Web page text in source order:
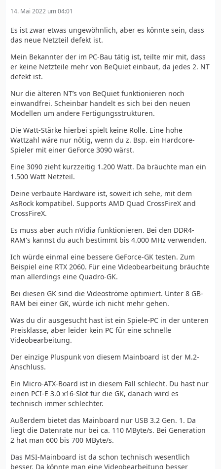
14. Mai 2022 um 04:01
Es ist zwar etwas ungewöhnlich, aber es könnte sein, dass
das neue Netzteil defekt ist.
Mein Bekannter der im PC-Bau tätig ist, teilte mir mit, dass
er keine Netzteile mehr von BeQuiet einbaut, da jedes 2. NT
defekt ist.
Nur die älteren NT’s von BeQuiet funktionieren noch
einwandfrei. Scheinbar handelt es sich bei den neuen
Modellen um andere Fertigungsstrukturen.
Die Watt-Stärke hierbei spielt keine Rolle. Eine hohe
Wattzahl wäre nur nötig, wenn du z. Bsp. ein Hardcore-
Spieler mit einer GeForce 3090 wärst.
Eine 3090 zieht kurzzeitig 1.200 Watt. Da bräuchte man ein
1.500 Watt Netzteil.
Deine verbaute Hardware ist, soweit ich sehe, mit dem
AsRock kompatibel. Supports AMD Quad CrossFireX and
CrossFireX.
Es muss aber auch nVidia funktionieren. Bei den DDR4-
RAM's kannst du auch bestimmt bis 4.000 MHz verwenden.
Ich würde einmal eine bessere GeForce-GK testen. Zum
Beispiel eine RTX 2060. Für eine Videobearbeitung bräuchte
man allerdings eine Quadro-GK.
Bei diesen GK sind die Videoströme optimiert. Unter 8 GB-
RAM bei einer GK, würde ich nicht mehr gehen.
Was du dir ausgesucht hast ist ein Spiele-PC in der unteren
Preisklasse, aber leider kein PC für eine schnelle
Videobearbeitung.
Der einzige Pluspunk von diesem Mainboard ist der M.2-
Anschluss.
Ein Micro-ATX-Board ist in diesem Fall schlecht. Du hast nur
einen PCI-E 3.0 x16-Slot für die GK, danach wird es
technisch immer schlechter.
Außerdem bietet das Mainboard nur USB 3.2 Gen. 1. Da
liegt die Datenrate nur bei ca. 110 MByte/s. Bei Generation
2 hat man 600 bis 700 MByte/s.
Das MSI-Mainboard ist da schon technisch wesentlich
besser. Da könnte man eine Videobearbeitung besser